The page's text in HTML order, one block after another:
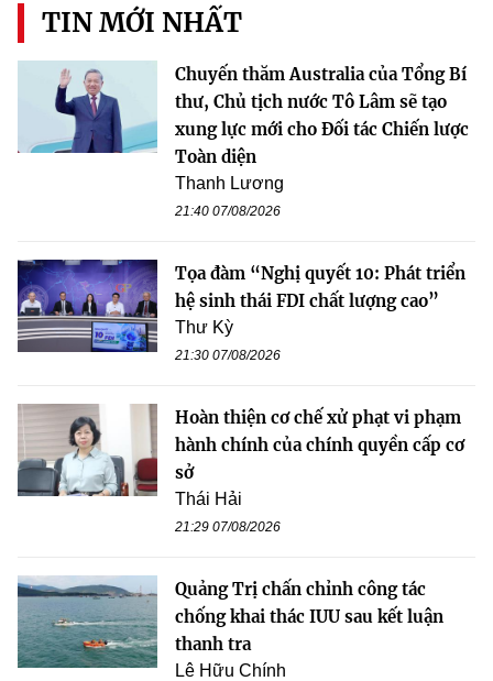
TIN MỚI NHẤT
Chuyến thăm Australia của Tổng Bí
thư, Chủ tịch nước Tô Lâm sẽ tạo
xung lực mới cho Đối tác Chiến lược
Toàn diện
Thanh Lương
21:40 07/08/2026
Tọa đàm “Nghị quyết 10: Phát triển
hệ sinh thái FDI chất lượng cao”
Thư Kỳ
21:30 07/08/2026
Hoàn thiện cơ chế xử phạt vi phạm
hành chính của chính quyền cấp cơ
sở
Thái Hải
21:29 07/08/2026
Quảng Trị chấn chỉnh công tác
chống khai thác IUU sau kết luận
thanh tra
Lê Hữu Chính